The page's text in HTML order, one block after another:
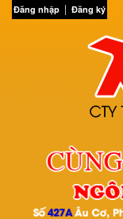
Đăng nhập Đăng ký